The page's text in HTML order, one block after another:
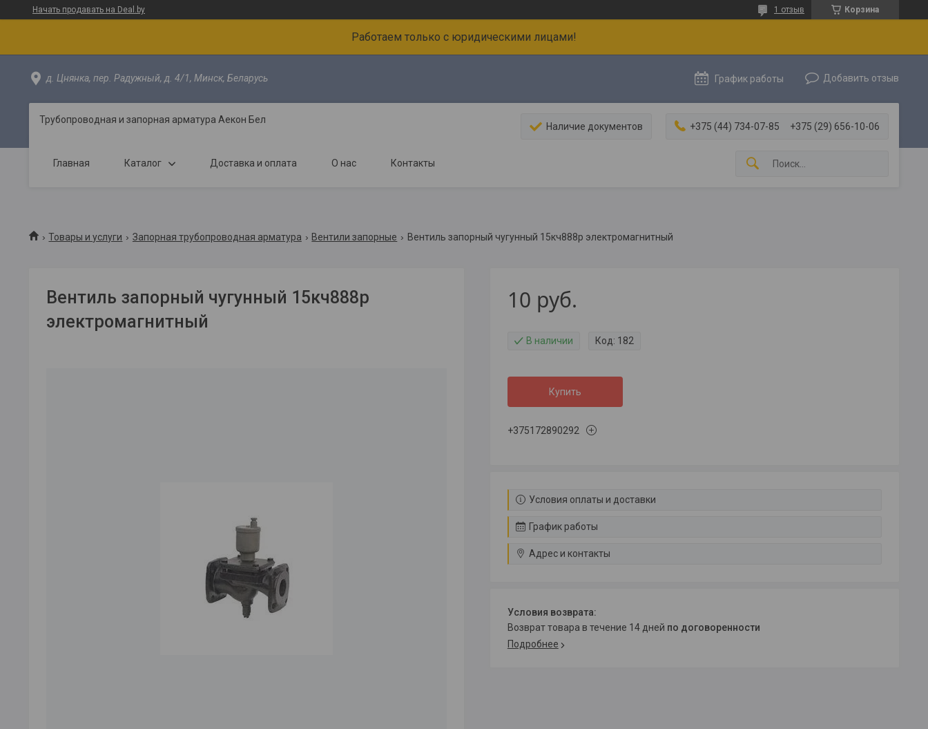
Начать продавать на Deal.by Корзина
1 отзыв
Работаем только с юридическими лицами!
д. Цнянка, пер. Радужный, д. 4/1, Минск, Беларусь График работы Добавить отзыв
Трубопроводная и запорная арматура Аекон Бел
Наличие документов +375 (44) 734-07-85 +375 (29) 656-10-06
Главная Каталог Доставка и оплата О нас Контакты
Товары и услуги Запорная трубопроводная арматура Вентили запорные Вентиль запорный чугунный 15кч888р электромагнитный
Вентиль запорный чугунный 15кч888р
электромагнитный
10 руб.
В наличии Код: 182
Купить
+375172890292
Условия оплаты и доставки
График работы
Адрес и контакты
возврат товара в течение 14 дней по договоренности
Подробнее